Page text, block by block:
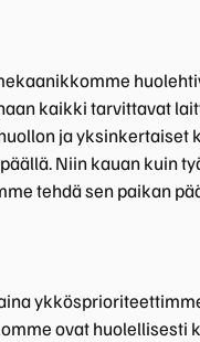
kaikki tarvittavat
ja yksinkertaiset
Niin kauan kuin
tehdä sen paikan
ovat huolellisesti